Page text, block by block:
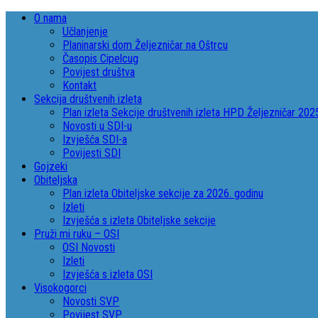
O nama
Učlanjenje
Planinarski dom Željezničar na Oštrcu
Časopis Cipelcug
Povijest društva
Kontakt
Sekcija društvenih izleta
Plan izleta Sekcije društvenih izleta HPD Željezničar
Novosti u SDI-u
Izvješća SDI-a
Povijesti SDI
Gojzeki
Obiteljska
Plan izleta Obiteljske sekcije za 2026. godinu
Izleti
Izvješća s izleta Obiteljske sekcije
Pruži mi ruku – OSI
OSI Novosti
Izleti
Izvješća s izleta OSI
Visokogorci
Novosti SVP
Povijest SVP